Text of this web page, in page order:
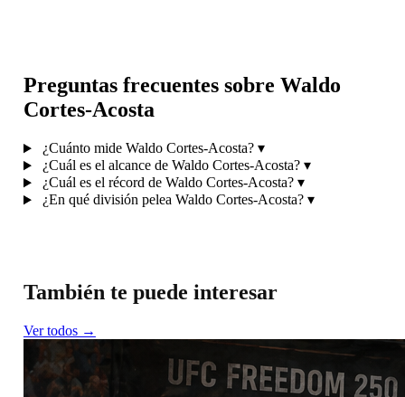
Preguntas frecuentes sobre Waldo
Cortes-Acosta
¿Cuánto mide Waldo Cortes-Acosta? ▾
¿Cuál es el alcance de Waldo Cortes-Acosta? ▾
¿Cuál es el récord de Waldo Cortes-Acosta? ▾
¿En qué división pelea Waldo Cortes-Acosta? ▾
También te puede interesar
Ver todos →